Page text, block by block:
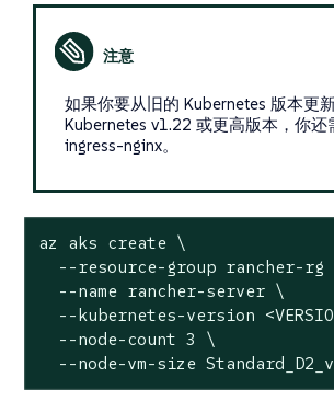
如果你要从旧的 Kubernetes 版本更
Kubernetes v1.22 或更高版本，你还
ingress-nginx。
az aks create \
--resource-group rancher-rg
  --name rancher-server \
--kubernetes-version
  --node-count 3 \
--node-vm-size